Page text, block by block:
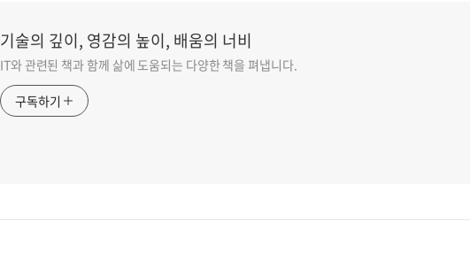
기술의 깊이, 영감의 높이, 배움의 너비
IT와 관련된 책과 함께 삶에 도움되는 다양한 책을 펴냅니다.
구독하기